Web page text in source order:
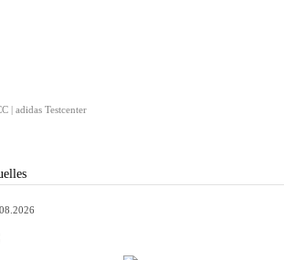
| adidas Testcenter